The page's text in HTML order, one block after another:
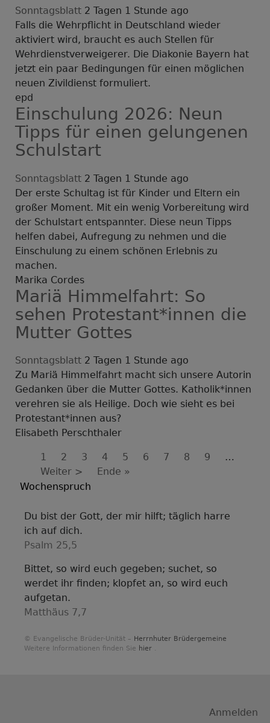
Sonntagsblatt 2 Tagen 1 Stunde ago
Falls die Wehrpflicht in Deutschland wieder
aktiviert wird, braucht es auch Stellen für
Wehrdienstverweigerer. Die Diakonie Bayern hat
jetzt ein paar Bedingungen für einen möglichen
neuen Zivildienst formuliert.
epd
Einschulung 2026: Neun
Tipps für einen gelungenen
Schulstart
Sonntagsblatt 2 Tagen 1 Stunde ago
Der erste Schultag ist für Kinder und Eltern ein
großer Moment. Mit ein wenig Vorbereitung wird
der Schulstart entspannter. Diese neun Tipps
helfen dabei, Aufregung zu nehmen und die
Einschulung zu einem schönen Erlebnis zu
machen.
Marika Cordes
Mariä Himmelfahrt: So
sehen Protestant*innen die
Mutter Gottes
Sonntagsblatt 2 Tagen 1 Stunde ago
Zu Mariä Himmelfahrt macht sich unsere Autorin
Gedanken über die Mutter Gottes. Katholik*innen
verehren sie als Heilige. Doch wie sieht es bei
Protestant*innen aus?
Elisabeth Perschthaler
Seitennummerierung
Aktuelle
Seite
1 Seite
2 Seite
3 Seite
4 Seite
5 Seite
6 Seite
7 Seite
8 Seite
9
…
Nächste
Seite
Weiter >
Last
Ende »
Wochenspruch
Du bist der Gott, der mir hilft; täglich harre
ich auf dich.
Psalm 25,5
Bittet, so wird euch gegeben; suchet, so
werdet ihr finden; klopfet an, so wird euch
aufgetan.
Matthäus 7,7
© Evangelische Brüder-Unität – Herrnhuter Brüdergemeine
Weitere Informationen finden Sie hier .
Anmelden